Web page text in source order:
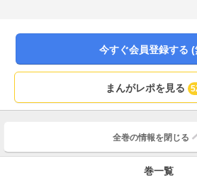
で…!? 日本酒大好きOLと、クールな年下男子の
今すぐ会員登録する (
まんがレポを見る
全巻の情報を 閉じる
巻一覧